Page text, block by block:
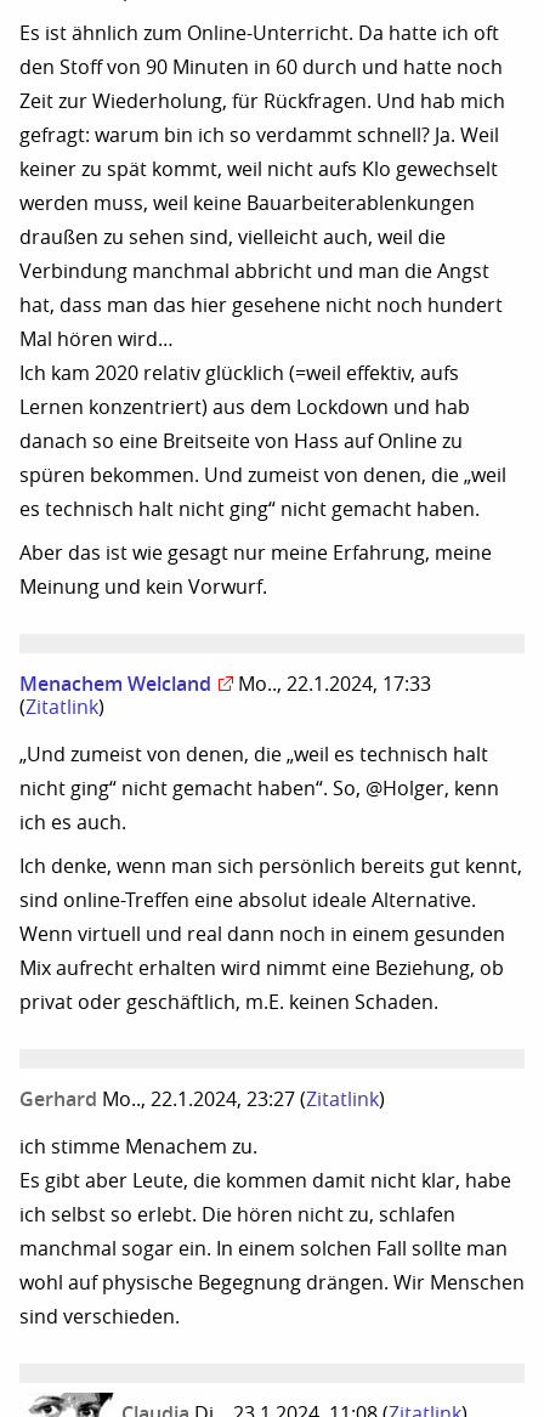
Es ist ähnlich zum Online-Unterricht. Da hatte ich oft
den Stoff von 90 Minuten in 60 durch und hatte noch
Zeit zur Wiederholung, für Rückfragen. Und hab mich
gefragt: warum bin ich so verdammt schnell? Ja. Weil
keiner zu spät kommt, weil nicht aufs Klo gewechselt
werden muss, weil keine Bauarbeiterablenkungen
draußen zu sehen sind, vielleicht auch, weil die
Verbindung manchmal abbricht und man die Angst
hat, dass man das hier gesehene nicht noch hundert
Mal hören wird…
Ich kam 2020 relativ glücklich (=weil effektiv, aufs
Lernen konzentriert) aus dem Lockdown und hab
danach so eine Breitseite von Hass auf Online zu
spüren bekommen. Und zumeist von denen, die „weil
es technisch halt nicht ging“ nicht gemacht haben.
Aber das ist wie gesagt nur meine Erfahrung, meine
Meinung und kein Vorwurf.
Menachem Welcland
Mo.., 22.1.2024, 17:33
(Zitatlink)
„Und zumeist von denen, die „weil es technisch halt
nicht ging“ nicht gemacht haben“. So, @Holger, kenn
ich es auch.
Ich denke, wenn man sich persönlich bereits gut kennt,
sind online-Treffen eine absolut ideale Alternative.
Wenn virtuell und real dann noch in einem gesunden
Mix aufrecht erhalten wird nimmt eine Beziehung, ob
privat oder geschäftlich, m.E. keinen Schaden.
Gerhard Mo.., 22.1.2024, 23:27 (Zitatlink)
ich stimme Menachem zu.
Es gibt aber Leute, die kommen damit nicht klar, habe
ich selbst so erlebt. Die hören nicht zu, schlafen
manchmal sogar ein. In einem solchen Fall sollte man
wohl auf physische Begegnung drängen. Wir Menschen
sind verschieden.